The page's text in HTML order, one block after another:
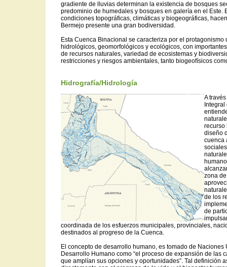
gradiente de lluvias determinan la existencia de bosques
predominio de humedales y bosques en galería en el Este.
condiciones topográficas, climáticas y biogeográficas,
Bermejo presente una gran bodiversidad.
Esta Cuenca Binacional se caracteriza por el protagonismo
hidrológicos, geomorfológicos y ecológicos, con
de recursos naturales, variedad de ecosistemas y
restricciones y riesgos ambientales, tanto biogeofísicos
Hidrografía/Hidrología
A
recurso
diseño
cuenca
zona
de los
de
coordinada de los esfuerzos municipales, provinciales,
destinados al progreso de la Cuenca.
El concepto de desarrollo humano, es tomado de Naciones
Desarrollo Humano como “el proceso de expansión de las
que amplían sus opciones y oportunidades”. Tal definición